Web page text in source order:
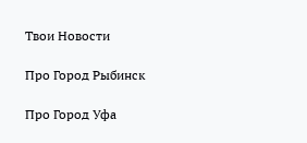
Твои Новости
Про Город Рыбинск
Про Город Уфа